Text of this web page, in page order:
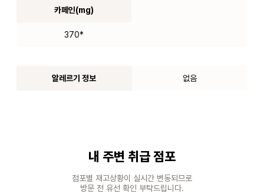
카페인(mg)
370*
알레르기 정보 없음
내 주변 취급 점포
점포별 재고상황이 실시간 변동되므로
방문 전 유선 확인 부탁드립니다.